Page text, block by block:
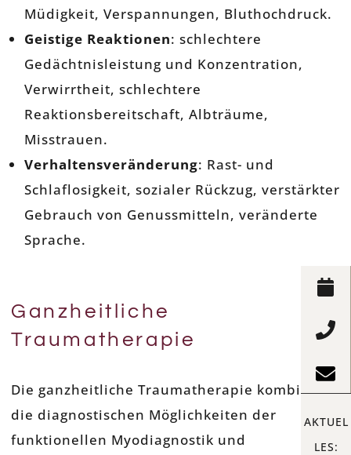
AKTUEL
LES:
Müdigkeit, Verspannungen, Bluthochdruck.
Geistige Reaktionen: schlechtere
Gedächtnisleistung und Konzentration,
Verwirrtheit, schlechtere
Reaktionsbereitschaft, Albträume,
Misstrauen.
Verhaltensveränderung: Rast- und
Schlaflosigkeit, sozialer Rückzug, verstärkter
Gebrauch von Genussmitteln, veränderte
Sprache.
Ganzheitliche
Traumatherapie
Die ganzheitliche Traumatherapie kombiniert
die diagnostischen Möglichkeiten der
funktionellen Myodiagnostik und